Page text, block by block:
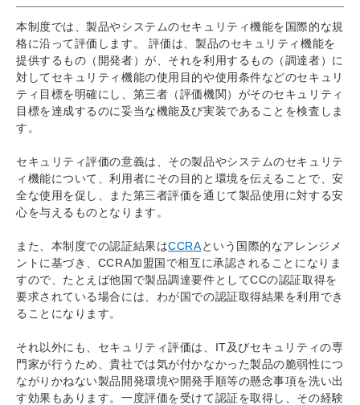
本制度では、製品やシステムのセキュリティ機能を国際的な規
格に沿って評価します。 評価は、製品のセキュリティ機能を
提供するもの（開発者）が、それを利用するもの（調達者）に
対してセキュリティ機能の使用目的や使用条件などのセキュリ
ティ目標を明確にし、第三者（評価機関）がそのセキュリティ
目標を達成するのに妥当な機能及び実装であることを検査しま
す。
セキュリティ評価の意義は、その製品やシステムのセキュリテ
ィ機能について、利用者にその目的と環境を伝えることで、安
全な使用を促し、また第三者評価を通じて製品使用に対する安
心を与えるものとなります。
また、本制度での認証結果はCCRAという国際的なアレンジメ
ントに基づき、CCRA加盟国で相互に承認されることになりま
すので、たとえば他国で製品調達要件としてCCの認証取得を
要求されている場合には、わが国での認証取得結果を利用でき
ることになります。
それ以外にも、セキュリティ評価は、IT及びセキュリティの専
門家が行うため、貴社では気が付かなかった製品の脆弱性につ
ながりかねない製品開発環境や開発手順等の懸念事項を洗い出
す効果もあります。一度評価を受けて認証を取得し、その経験